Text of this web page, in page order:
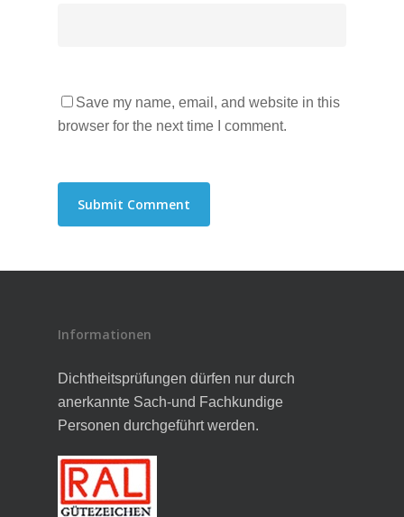
Save my name, email, and website in this
browser for the next time I comment.
Informationen
Dichtheitsprüfungen dürfen nur durch
anerkannte Sach-und Fachkundige
Personen durchgeführt werden.